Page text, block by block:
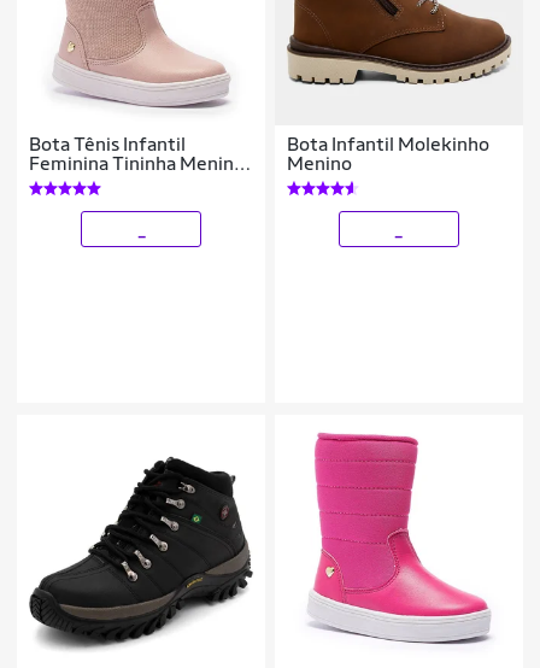
Bota Tênis Infantil
Feminina Tininha Menina
Casual com Pêlo
Bota Infantil Molekinho
Menino